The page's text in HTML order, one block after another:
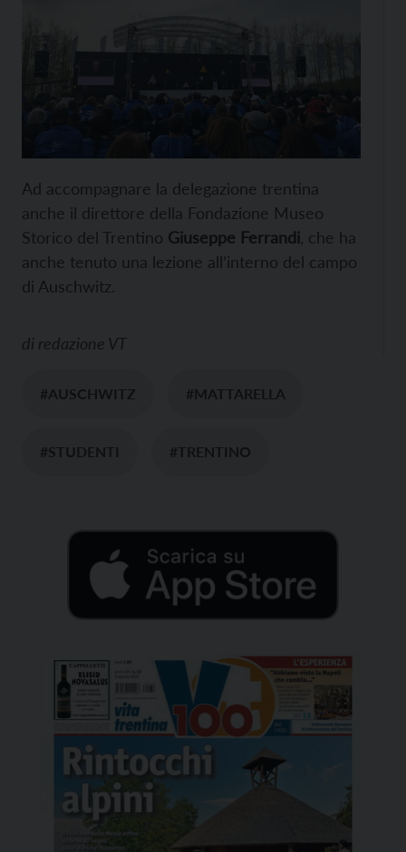
Ad accompagnare la delegazione trentina
anche il direttore della Fondazione Museo
Storico del Trentino Giuseppe Ferrandi , che ha
anche tenuto una lezione all’interno del campo
di Auschwitz.
di redazione VT
#AUSCHWITZ #MATTARELLA
#STUDENTI #TRENTINO